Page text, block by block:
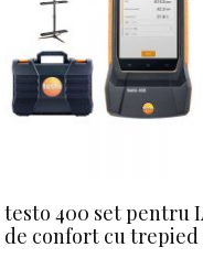
testo 400 set pentru
de confort cu trepied